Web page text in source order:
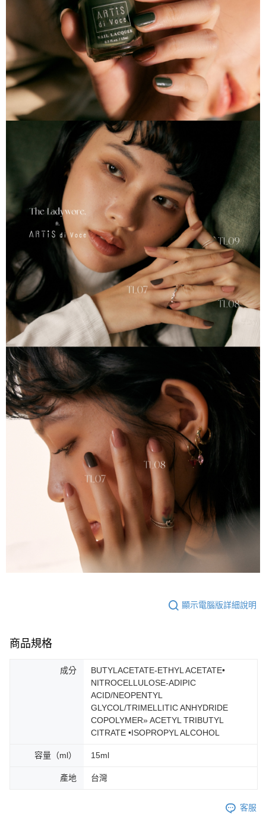
顯示電腦版詳細說明
商品規格
成分
BUTYLACETATE-ETHYL ACETATE•
NITROCELLULOSE-ADIPIC
ACID/NEOPENTYL
GLYCOL/TRIMELLITIC ANHYDRIDE
COPOLYMER» ACETYL TRIBUTYL
CITRATE •ISOPROPYL ALCOHOL
容量（ml） 15ml
產地 台灣
客服